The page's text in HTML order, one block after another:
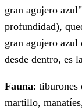
gran agujero
profundidad),
gran agujero
desde dentro, es
Fauna: tiburones
martillo,